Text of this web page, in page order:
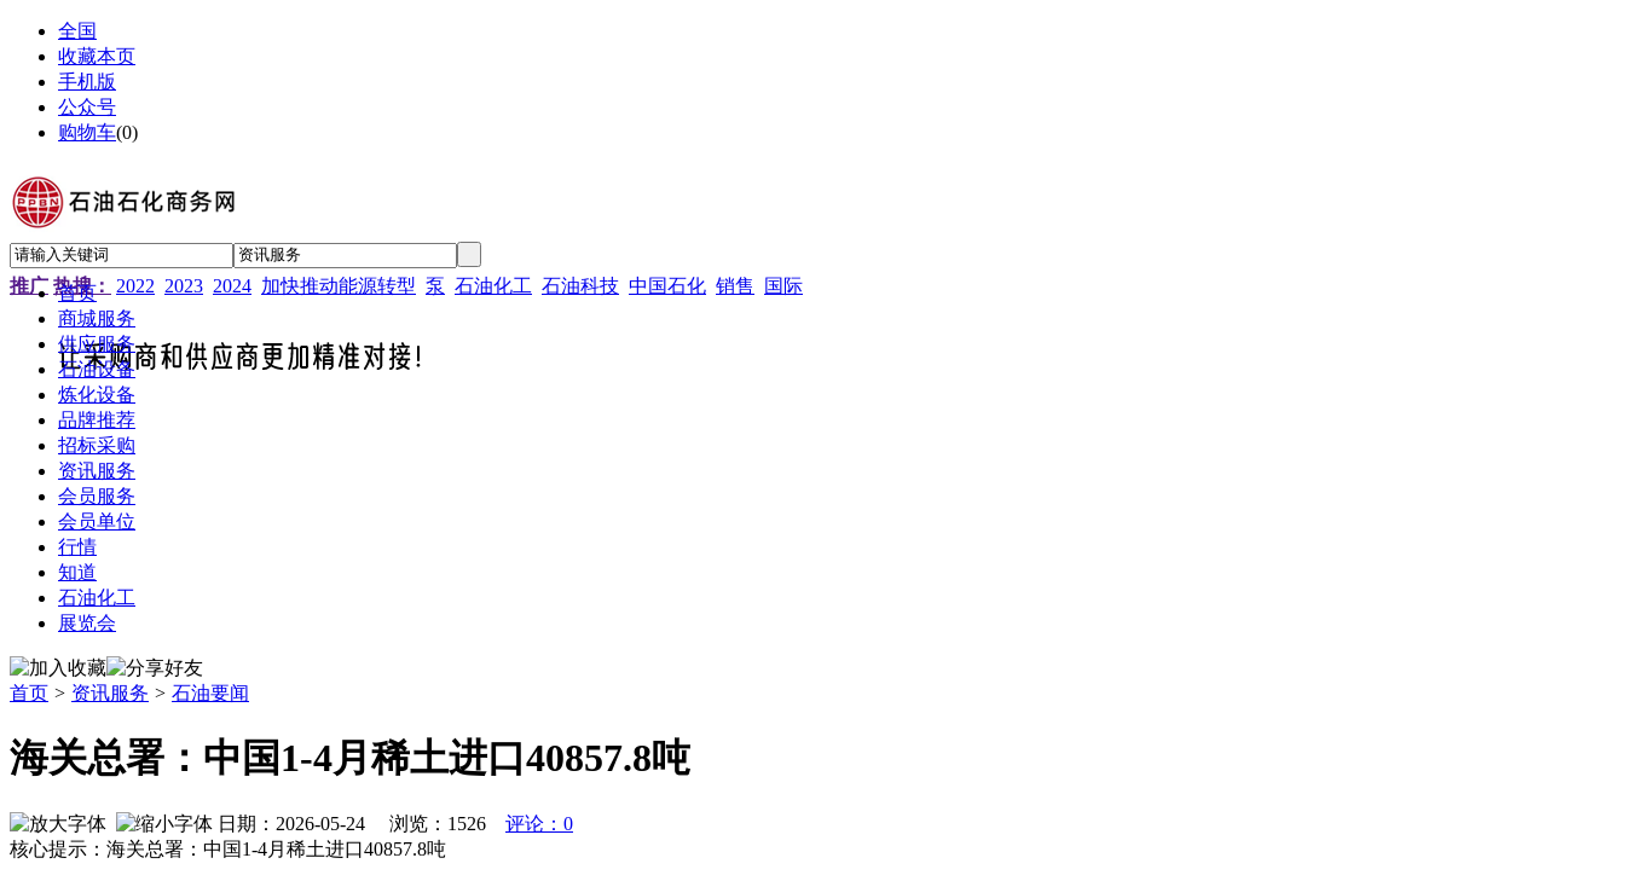
全国
收藏本页
手机版
公众号
购物车(0)
推广 热搜： 2022 2023 2024 加快推动能源转型 泵 石油化工 石油科技 中国石化 销售 国际
首页
商城服务
供应服务
石油设备
炼化设备
品牌推荐
招标采购
资讯服务
会员服务
会员单位
行情
知道
石油化工
展览会
首页 > 资讯服务 > 石油要闻
海关总署：中国1-4月稀土进口40857.8吨
日期：2026-05-24 浏览： 1526
评论：0
核心提示：海关总署：中国1-4月稀土进口40857.8吨